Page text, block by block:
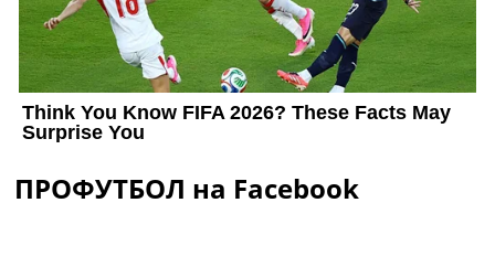
ПРОФУТБОЛ на Facebook